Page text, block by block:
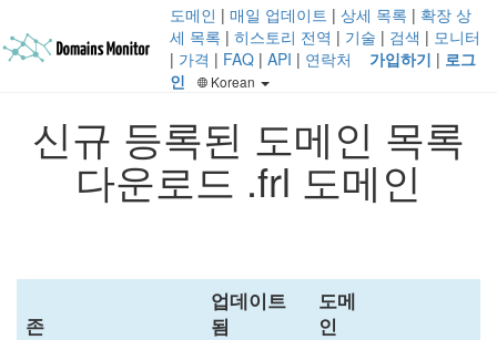
도메인 | 매일 업데이트 | 상세 목록 | 확장 상
세 목록 | 히스토리 전역 | 기술 | 검색 | 모니터
| 가격 | FAQ | API | 연락처 가입하기 | 로그
인
Korean
신규 등록된 도메인 목록
다운로드 .frl 도메인
존
업데이트
됨
도메
인